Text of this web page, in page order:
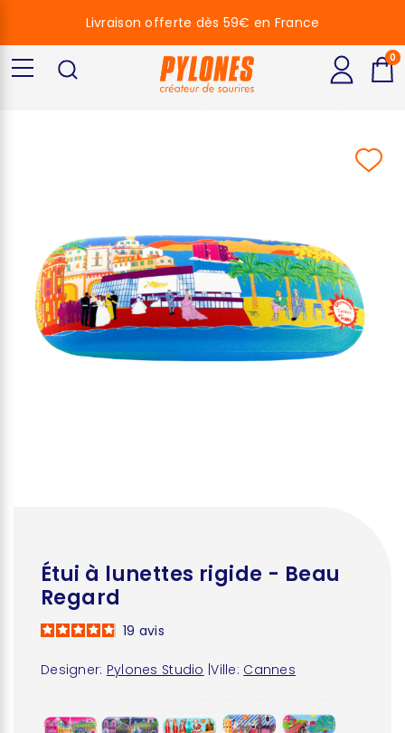
Étui à lunettes rigide - Beau
Regard
Designer: Pylones Studio |Ville: Cannes
19 avis
Livraison offerte dès 59€ en France
0